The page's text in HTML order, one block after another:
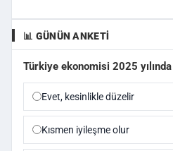
📊 GÜNÜN ANKETI
Türkiye ekonomisi 2025
Evet, kesinlikle düzelir
Kısmen iyileşme olur